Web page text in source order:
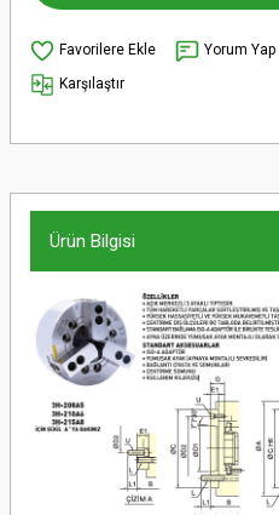
Yorum Yap
Karşılaştır
Ürün Bilgisi